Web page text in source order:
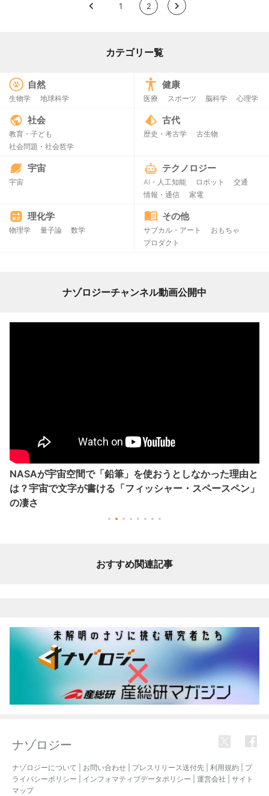
< 1 2 >
カテゴリー覧
自然
生物学 地球科学
健康
医療 スポーツ 脳科学 心理学
社会
教育・子ども
社会問題・社会哲学
古代
歴史・考古学 古生物
宇宙
宇宙
テクノロジー
AI・人工知能 ロボット
交通
情報・通信
家電
理化学
物理学 量子論 数学
その他
サブカル・アート
おもちゃ
プロダクト
ナゾロジーチャンネル動画公開中
NASAが宇宙空間で「鉛筆」を使おうとしなかった理由と
は？宇宙で文字が書ける「フィッシャー・スペースペン」
の凄さ
おすすめ関連記事
ナゾロジー
ナゾロジーについて お問い合わせ プレスリリース送付先 利用規約
プ
ライバシーポリシー
インフォマティブデータポリシー 運営会社
サイト
マップ